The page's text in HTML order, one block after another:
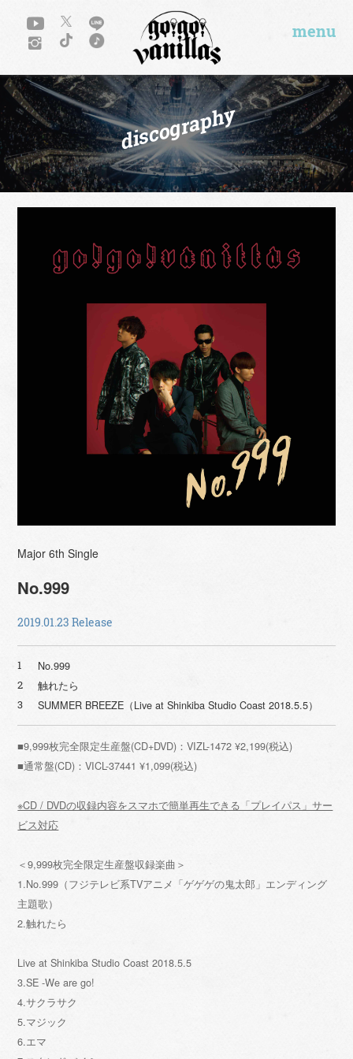
menu
discography
Major 6th Single
No.999
2019.01.23 Release
1 No.999
2 触れたら
3 SUMMER BREEZE（Live at Shinkiba Studio Coast 2018.5.5）
■9,999枚完全限定生産盤(CD+DVD)：VIZL-1472 ¥2,199(税込)
■通常盤(CD)：VICL-37441 ¥1,099(税込)
※CD / DVDの収録内容をスマホで簡単再生できる「プレイパス」サー
ビス対応
＜9,999枚完全限定生産盤収録楽曲＞
1.No.999（フジテレビ系TVアニメ「ゲゲゲの鬼太郎」エンディング
主題歌）
2.触れたら
Live at Shinkiba Studio Coast 2018.5.5
3.SE -We are go!
4.サクラサク
5.マジック
6.エマ